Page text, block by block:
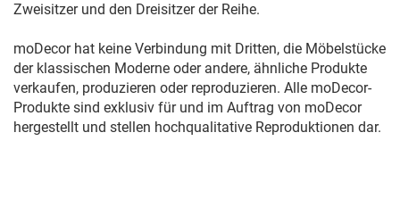
Zweisitzer und den Dreisitzer der Reihe.
moDecor hat keine Verbindung mit Dritten, die Möbelstücke
der klassischen Moderne oder andere, ähnliche Produkte
verkaufen, produzieren oder reproduzieren. Alle moDecor-
Produkte sind exklusiv für und im Auftrag von moDecor
hergestellt und stellen hochqualitative Reproduktionen dar.